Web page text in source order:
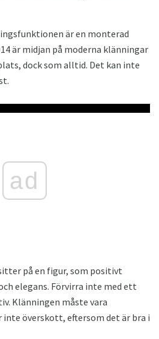
är en monterad
är midjan på moderna klänningar
dock som alltid. Det kan inte
ad
på en figur, som positivt
elegans. Förvirra inte med ett
Klänningen måste vara
överskott, eftersom det är bra i